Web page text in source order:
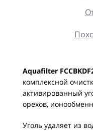
Aquafilter
комплексной
активированный
орехов,
Уголь удаляет из